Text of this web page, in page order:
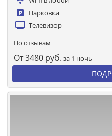
Парковка
Телевизор
По отзывам
От3480 руб. за 1 ночь